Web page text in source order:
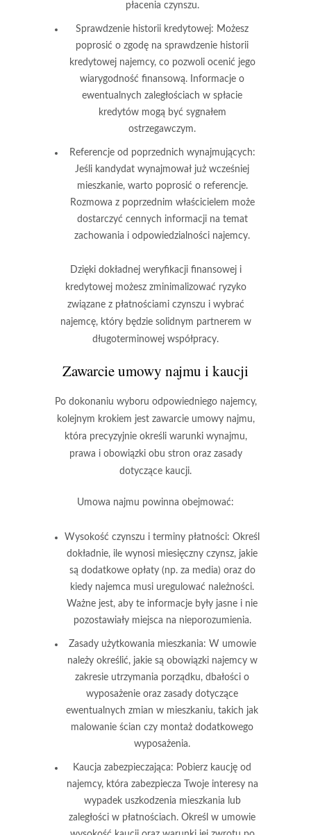
płacenia czynszu.
Sprawdzenie historii kredytowej: Możesz
poprosić o zgodę na sprawdzenie historii
kredytowej najemcy, co pozwoli ocenić jego
wiarygodność finansową. Informacje o
ewentualnych zaległościach w spłacie
kredytów mogą być sygnałem
ostrzegawczym.
Referencje od poprzednich wynajmujących:
Jeśli kandydat wynajmował już wcześniej
mieszkanie, warto poprosić o referencje.
Rozmowa z poprzednim właścicielem może
dostarczyć cennych informacji na temat
zachowania i odpowiedzialności najemcy.
Dzięki dokładnej weryfikacji finansowej i
kredytowej możesz zminimalizować ryzyko
związane z płatnościami czynszu i wybrać
najemcę, który będzie solidnym partnerem w
długoterminowej współpracy.
Zawarcie umowy najmu i kaucji
Po dokonaniu wyboru odpowiedniego najemcy,
kolejnym krokiem jest zawarcie umowy najmu,
która precyzyjnie określi warunki wynajmu,
prawa i obowiązki obu stron oraz zasady
dotyczące kaucji.
Umowa najmu powinna obejmować:
Wysokość czynszu i terminy płatności: Określ
dokładnie, ile wynosi miesięczny czynsz, jakie
są dodatkowe opłaty (np. za media) oraz do
kiedy najemca musi uregulować należności.
Ważne jest, aby te informacje były jasne i nie
pozostawiały miejsca na nieporozumienia.
Zasady użytkowania mieszkania: W umowie
należy określić, jakie są obowiązki najemcy w
zakresie utrzymania porządku, dbałości o
wyposażenie oraz zasady dotyczące
ewentualnych zmian w mieszkaniu, takich jak
malowanie ścian czy montaż dodatkowego
wyposażenia.
Kaucja zabezpieczająca: Pobierz kaucję od
najemcy, która zabezpiecza Twoje interesy na
wypadek uszkodzenia mieszkania lub
zaległości w płatnościach. Określ w umowie